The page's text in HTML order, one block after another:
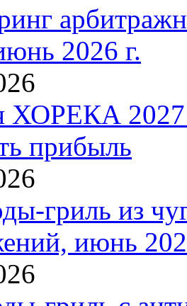
2026 г.
ХОРЕКА 2027:
прибыль
гриль из
июнь